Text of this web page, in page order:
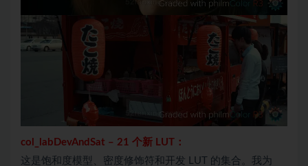
col_ labDevAndSat – 21 个新 LUT：
这是饱和度模型、密度修饰符和开发 LUT 的集合。我为